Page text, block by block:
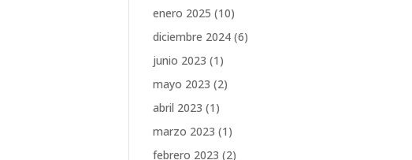
enero 2025 (10)
diciembre 2024 (6)
junio 2023 (1)
mayo 2023 (2)
abril 2023 (1)
marzo 2023 (1)
febrero 2023 (2)